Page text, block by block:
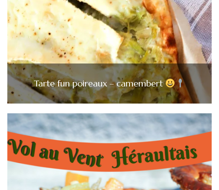
Tarte fun poireaux – camembert